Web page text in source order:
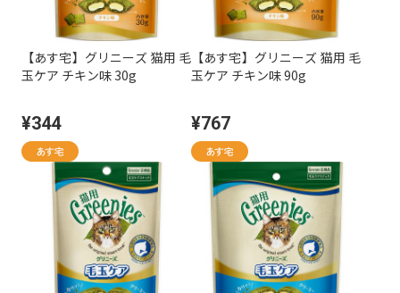
【あす宅】グリニーズ 猫用 毛
玉ケア チキン味 30g
¥344
【あす宅】グリニーズ 猫用 毛
玉ケア チキン味 90g
¥767